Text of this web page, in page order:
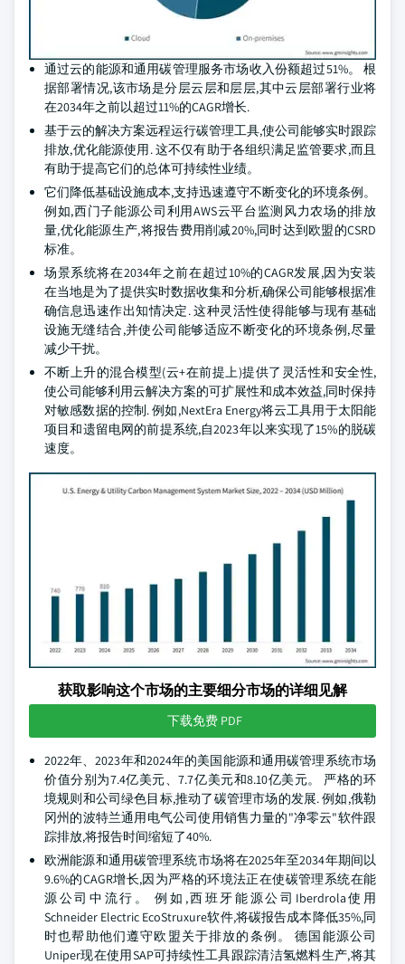
通过云的能源和通用碳管理服务市场收入份额超过51%。 根
据部署情况,该市场是分层云层和层层,其中云层部署行业将
在2034年之前以超过11%的CAGR增长.
基于云的解决方案远程运行碳管理工具,使公司能够实时跟踪
排放,优化能源使用. 这不仅有助于各组织满足监管要求,而且
有助于提高它们的总体可持续性业绩。
它们降低基础设施成本,支持迅速遵守不断变化的环境条例。
例如,西门子能源公司利用AWS云平台监测风力农场的排放
量,优化能源生产,将报告费用削减20%,同时达到欧盟的CSRD
标准。
场景系统将在2034年之前在超过10%的CAGR发展,因为安装
在当地是为了提供实时数据收集和分析,确保公司能够根据准
确信息迅速作出知情决定. 这种灵活性使得能够与现有基础
设施无缝结合,并使公司能够适应不断变化的环境条例,尽量
减少干扰。
不断上升的混合模型(云+在前提上)提供了灵活性和安全性,
使公司能够利用云解决方案的可扩展性和成本效益,同时保持
对敏感数据的控制. 例如,NextEra Energy将云工具用于太阳能
项目和遗留电网的前提系统,自2023年以来实现了15%的脱碳
速度。
获取影响这个市场的主要细分市场的详细见解
下载免费 PDF
2022年、2023年和2024年的美国能源和通用碳管理系统市场
价值分别为7.4亿美元、7.7亿美元和8.10亿美元。 严格的环
境规则和公司绿色目标,推动了碳管理市场的发展. 例如,俄勒
冈州的波特兰通用电气公司使用销售力量的"净零云"软件跟
踪排放,将报告时间缩短了40%.
欧洲能源和通用碳管理系统市场将在2025年至2034年期间以
9.6%的CAGR增长,因为严格的环境法正在使碳管理系统在能
源公司中流行。 例如,西班牙能源公司Iberdrola使用
Schneider Electric EcoStruxure软件,将碳报告成本降低35%,同
时也帮助他们遵守欧盟关于排放的条例。 德国能源公司
Uniper现在使用SAP可持续性工具跟踪清洁氢燃料生产,将其